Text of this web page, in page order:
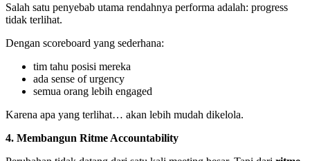
Salah satu penyebab utama rendahnya performa adalah: progress
tidak terlihat.
Dengan scoreboard yang sederhana:
tim tahu posisi mereka
ada sense of urgency
semua orang lebih engaged
Karena apa yang terlihat… akan lebih mudah dikelola.
4. Membangun Ritme Accountability